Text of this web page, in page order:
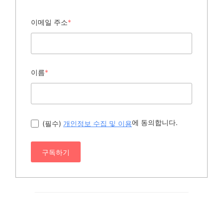
이메일 주소*
이름*
(필수) 개인정보 수집 및 이용에 동의합니다.
구독하기